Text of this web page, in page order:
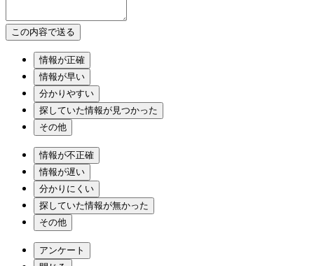
情報が正確
情報が早い
分かりやすい
探していた情報が見つかった
その他
情報が不正確
情報が遅い
分かりにくい
探していた情報が無かった
その他
アンケート